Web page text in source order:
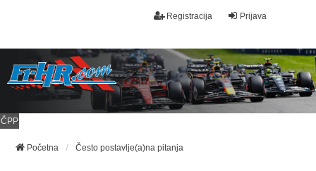
Prijava
Registracija
ČPP
Početna Često postavlje(a)na pitanja